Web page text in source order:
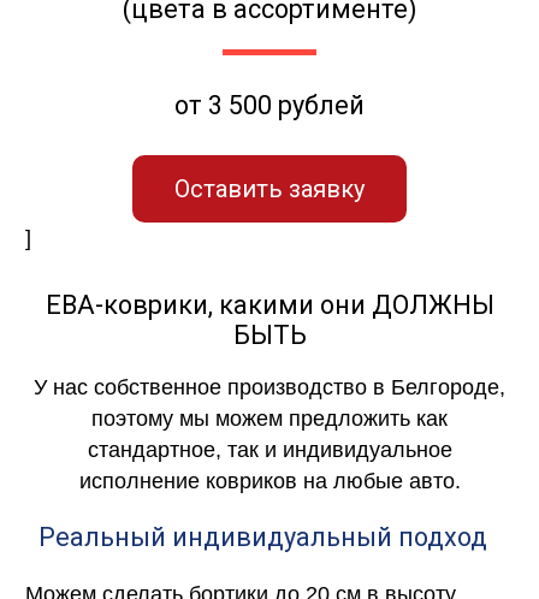
(цвета в ассортименте)
от 3 500 рублей
Оставить заявку
]
ЕВА-коврики, какими они ДОЛЖНЫ
БЫТЬ
У нас собственное производство в Белгороде,
поэтому мы можем предложить как
стандартное, так и индивидуальное
исполнение ковриков на любые авто.
Реальный индивидуальный подход